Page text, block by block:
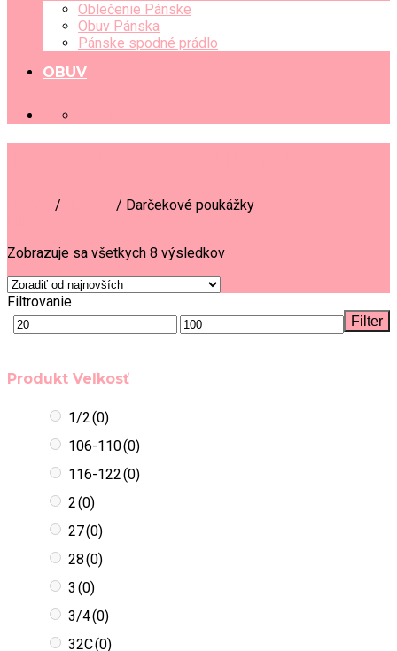
Oblečenie Pánske
Obuv Pánska
Pánske spodné prádlo
OBUV
/ / Darčekové poukážky
Zobrazuje sa všetkych 8 výsledkov
Filtrovanie
Filter
Produkt Veľkosť
1/2(0)
106-110(0)
116-122(0)
2(0)
27(0)
28(0)
3 (0)
3/4(0)
32C(0)